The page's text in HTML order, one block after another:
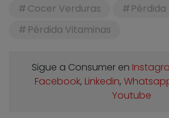
Cocer Verduras
Pérdida Vitaminas
Sigue a Consumer en
Facebook, Linkedin,
Youtube